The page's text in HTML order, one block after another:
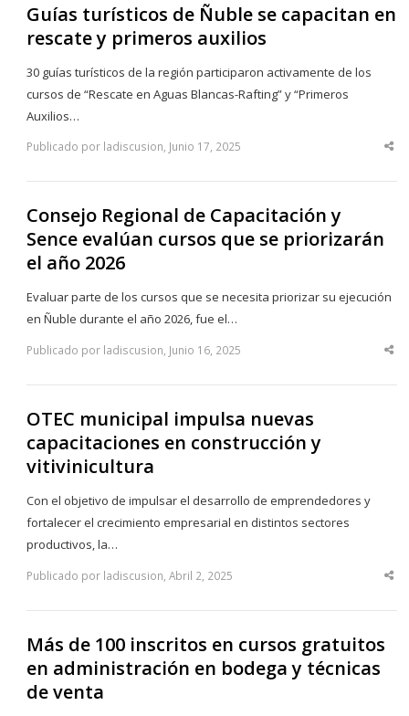
Guías turísticos de Ñuble se capacitan en
rescate y primeros auxilios
30 guías turísticos de la región participaron activamente de los
cursos de “Rescate en Aguas Blancas-Rafting” y “Primeros
Auxilios…
Publicado por ladiscusion, Junio 17, 2025
Consejo Regional de Capacitación y
Sence evalúan cursos que se priorizarán
el año 2026
Evaluar parte de los cursos que se necesita priorizar su ejecución
en Ñuble durante el año 2026, fue el…
Publicado por ladiscusion, Junio 16, 2025
OTEC municipal impulsa nuevas
capacitaciones en construcción y
vitivinicultura
Con el objetivo de impulsar el desarrollo de emprendedores y
fortalecer el crecimiento empresarial en distintos sectores
productivos, la…
Publicado por ladiscusion, Abril 2, 2025
Más de 100 inscritos en cursos gratuitos
en administración en bodega y técnicas
de venta